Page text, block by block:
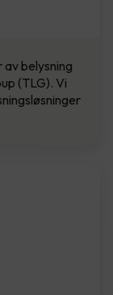
belysning
(TLG). Vi